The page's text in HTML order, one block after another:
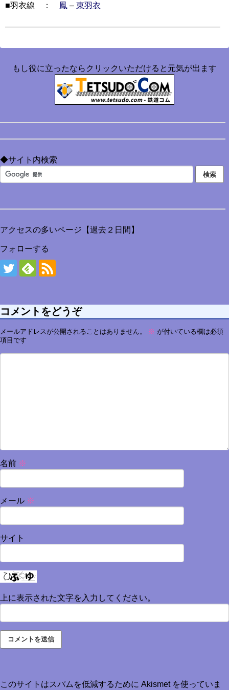
■羽衣線 ： 鳳 – 東羽衣
もし役に立ったならクリックいただけると元気が出ます
◆サイト内検索
アクセスの多いページ【過去２日間】
フォローする
コメントをどうぞ
メールアドレスが公開されることはありません。 ※ が付いている欄は必須
項目です
名前 ※
メール ※
サイト
上に表示された文字を入力してください。
このサイトはスパムを低減するために Akismet を使っていま